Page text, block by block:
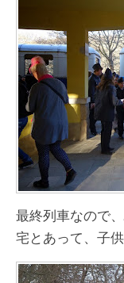
最終列車なので
宅とあって、子